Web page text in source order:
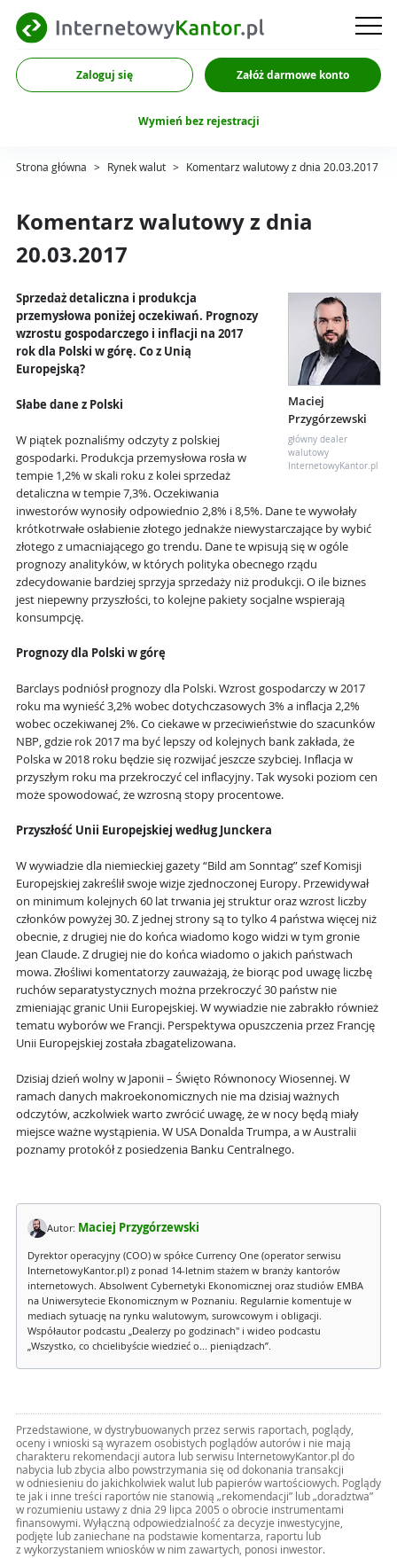
Zaloguj się Załóż darmowe konto
Wymień bez rejestracji
Strona główna > Rynek walut > Komentarz walutowy z dnia 20.03.2017
Komentarz walutowy z dnia
20.03.2017
Maciej
Przygórzewski
główny dealer
walutowy
InternetowyKantor.pl
Sprzedaż detaliczna i produkcja
przemysłowa poniżej oczekiwań. Prognozy
wzrostu gospodarczego i inflacji na 2017
rok dla Polski w górę. Co z Unią
Europejską?
Słabe dane z Polski
W piątek poznaliśmy odczyty z polskiej
gospodarki. Produkcja przemysłowa rosła w
tempie 1,2% w skali roku z kolei sprzedaż
detaliczna w tempie 7,3%. Oczekiwania
inwestorów wynosiły odpowiednio 2,8% i 8,5%. Dane te wywołały
krótkotrwałe osłabienie złotego jednakże niewystarczające by wybić
złotego z umacniającego go trendu. Dane te wpisują się w ogóle
prognozy analityków, w których polityka obecnego rządu
zdecydowanie bardziej sprzyja sprzedaży niż produkcji. O ile biznes
jest niepewny przyszłości, to kolejne pakiety socjalne wspierają
konsumpcję.
Prognozy dla Polski w górę
Barclays podniósł prognozy dla Polski. Wzrost gospodarczy w 2017
roku ma wynieść 3,2% wobec dotychczasowych 3% a inflacja 2,2%
wobec oczekiwanej 2%. Co ciekawe w przeciwieństwie do szacunków
NBP, gdzie rok 2017 ma być lepszy od kolejnych bank zakłada, że
Polska w 2018 roku będzie się rozwijać jeszcze szybciej. Inflacja w
przyszłym roku ma przekroczyć cel inflacyjny. Tak wysoki poziom cen
może spowodować, że wzrosną stopy procentowe.
Przyszłość Unii Europejskiej według Junckera
W wywiadzie dla niemieckiej gazety “Bild am Sonntag” szef Komisji
Europejskiej zakreślił swoje wizje zjednoczonej Europy. Przewidywał
on minimum kolejnych 60 lat trwania jej struktur oraz wzrost liczby
członków powyżej 30. Z jednej strony są to tylko 4 państwa więcej niż
obecnie, z drugiej nie do końca wiadomo kogo widzi w tym gronie
Jean Claude. Z drugiej nie do końca wiadomo o jakich państwach
mowa. Złośliwi komentatorzy zauważają, że biorąc pod uwagę liczbę
ruchów separatystycznych można przekroczyć 30 państw nie
zmieniając granic Unii Europejskiej. W wywiadzie nie zabrakło również
tematu wyborów we Francji. Perspektywa opuszczenia przez Francję
Unii Europejskiej została zbagatelizowana.
Dzisiaj dzień wolny w Japonii – Święto Równonocy Wiosennej. W
ramach danych makroekonomicznych nie ma dzisiaj ważnych
odczytów, aczkolwiek warto zwrócić uwagę, że w nocy będą miały
miejsce ważne wystąpienia. W USA Donalda Trumpa, a w Australii
poznamy protokół z posiedzenia Banku Centralnego.
Autor: Maciej Przygórzewski
Dyrektor operacyjny (COO) w spółce Currency One (operator serwisu
InternetowyKantor.pl) z ponad 14-letnim stażem w branży kantorów
internetowych. Absolwent Cybernetyki Ekonomicznej oraz studiów EMBA
na Uniwersytecie Ekonomicznym w Poznaniu. Regularnie komentuje w
mediach sytuację na rynku walutowym, surowcowym i obligacji.
Współautor podcastu „Dealerzy po godzinach" i wideo podcastu
„Wszystko, co chcielibyście wiedzieć o... pieniądzach”.
Przedstawione, w dystrybuowanych przez serwis raportach, poglądy,
oceny i wnioski są wyrazem osobistych poglądów autorów i nie mają
charakteru rekomendacji autora lub serwisu InternetowyKantor.pl do
nabycia lub zbycia albo powstrzymania się od dokonania transakcji
w odniesieniu do jakichkolwiek walut lub papierów wartościowych. Poglądy
te jak i inne treści raportów nie stanowią „rekomendacji” lub „doradztwa”
w rozumieniu ustawy z dnia 29 lipca 2005 o obrocie instrumentami
finansowymi. Wyłączną odpowiedzialność za decyzje inwestycyjne,
podjęte lub zaniechane na podstawie komentarza, raportu lub
z wykorzystaniem wniosków w nim zawartych, ponosi inwestor.